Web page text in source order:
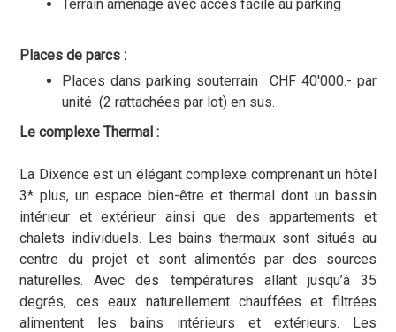
Terrain aménagé avec accès facile au parking
Places de parcs :
Places dans parking souterrain CHF 40'000.- par
unité (2 rattachées par lot) en sus.
Le complexe Thermal :
La Dixence est un élégant complexe comprenant un hôtel
3* plus, un espace bien-être et thermal dont un bassin
intérieur et extérieur ainsi que des appartements et
chalets individuels. Les bains thermaux sont situés au
centre du projet et sont alimentés par des sources
naturelles. Avec des températures allant jusqu’à 35
degrés, ces eaux naturellement chauffées et filtrées
alimentent les bains intérieurs et extérieurs. Les